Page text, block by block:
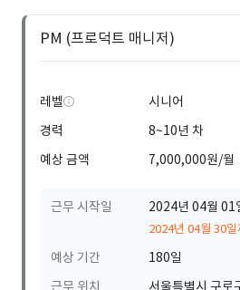
PM (프로덕트 매니저)
레벨
시니어
경력
8~10년 차
예상 금액
7,000,000원/월
근무 시작일 2024년 04월 01
2024년 04월 30
예상 기간
180일
근무 위치
서울특별시 구로